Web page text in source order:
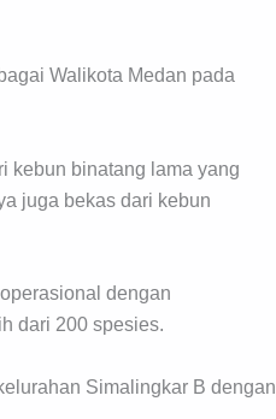
Walikota Medan pada
kebun binatang lama yang
juga bekas dari kebun
dengan
dari 200 spesies.
Simalingkar B dengan